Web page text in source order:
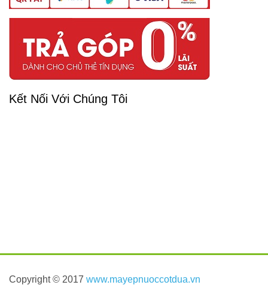
Kết Nối Với Chúng Tôi
Copyright © 2017 www.mayepnuoccotdua.vn